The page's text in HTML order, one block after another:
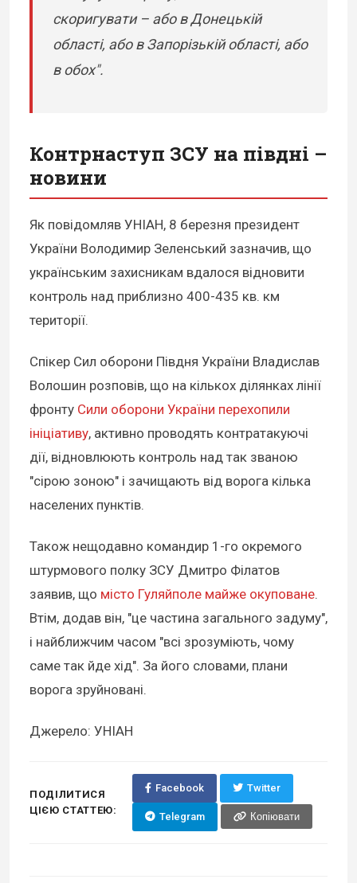
скоригувати – або в Донецькій
області, або в Запорізькій області, або
в обох".
Контрнаступ ЗСУ на півдні –
новини
Як повідомляв УНІАН, 8 березня президент
України Володимир Зеленський зазначив, що
українським захисникам вдалося відновити
контроль над приблизно 400-435 кв. км
території.
Спікер Сил оборони Півдня України Владислав
Волошин розповів, що на кількох ділянках лінії
фронту Сили оборони України перехопили
ініціативу, активно проводять контратакуючі
дії, відновлюють контроль над так званою
"сірою зоною" і зачищають від ворога кілька
населених пунктів.
Також нещодавно командир 1-го окремого
штурмового полку ЗСУ Дмитро Філатов
заявив, що місто Гуляйполе майже окуповане.
Втім, додав він, "це частина загального задуму",
і найближчим часом "всі зрозуміють, чому
саме так йде хід". За його словами, плани
ворога зруйновані.
Джерело: УНІАН
ПОДІЛИТИСЯ
ЦІЄЮ СТАТТЕЮ:
Facebook Twitter
Telegram Копіювати